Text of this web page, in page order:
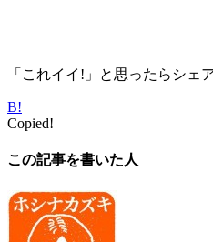
「これイイ!」と思ったらシェ
B!
Copied!
この記事を書いた人